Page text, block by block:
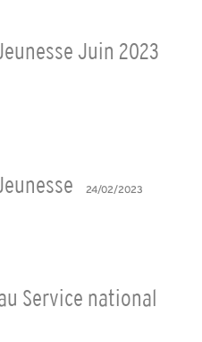
Juin 2023
24/02/2023
Service national